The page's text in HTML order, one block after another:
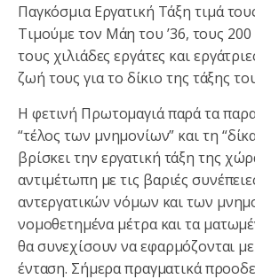
Παγκόσμια Εργατική Τάξη τιμά
Τιμούμε τον Μάη του ’36, τους 200
τους χιλιάδες εργάτες και
ζωή τους για το δίκιο της τάξης
Η φετινή Πρωτομαγιά παρά τα
“τέλος των μνημονίων” και τη
βρίσκει την εργατική τάξη της
αντιμέτωπη με τις βαριές
αντεργατικών νόμων και των
νομοθετημένα μέτρα και τα
θα συνεχίσουν να εφαρμόζονται
ένταση. Σήμερα πραγματικά